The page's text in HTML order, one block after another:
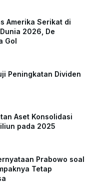
Amerika Serikat di
2026, De
Gol
Peningkatan Dividen
Aset Konsolidasi
pada 2025
Prabowo soal
Tetap